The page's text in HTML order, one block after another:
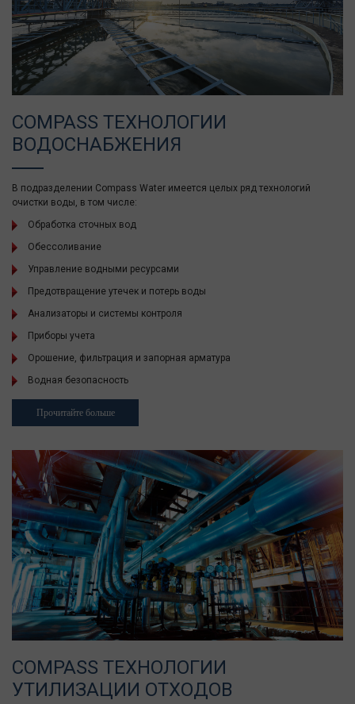
COMPASS ТЕХНОЛОГИИ
ВОДОСНАБЖЕНИЯ
В подразделении Compass Water имеется целых ряд технологий
очистки воды, в том числе:
Обработка сточных вод
Обессоливание
Управление водными ресурсами
Предотвращение утечек и потерь воды
Анализаторы и системы контроля
Приборы учета
Орошение, фильтрация и запорная арматура
Водная безопасность
Прочитайте больше
COMPASS ТЕХНОЛОГИИ
УТИЛИЗАЦИИ ОТХОДОВ